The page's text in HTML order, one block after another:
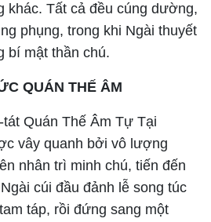
khác. Tất cả đều cúng dường,
phụng, trong khi Ngài thuyết
bí mật thần chú.
QUÁN THẾ ÂM
Quán Thế Âm Tự Tại
vây quanh bởi vô lượng
nhân trì minh chú, tiến đến
cúi đầu đảnh lễ song túc
táp, rồi đứng sang một